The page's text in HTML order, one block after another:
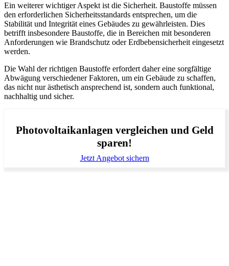
Ein weiterer wichtiger Aspekt ist die Sicherheit. Baustoffe müssen
den erforderlichen Sicherheitsstandards entsprechen, um die
Stabilität und Integrität eines Gebäudes zu gewährleisten. Dies
betrifft insbesondere Baustoffe, die in Bereichen mit besonderen
Anforderungen wie Brandschutz oder Erdbebensicherheit eingesetzt
werden.
Die Wahl der richtigen Baustoffe erfordert daher eine sorgfältige
Abwägung verschiedener Faktoren, um ein Gebäude zu schaffen,
das nicht nur ästhetisch ansprechend ist, sondern auch funktional,
nachhaltig und sicher.
Photovoltaikanlagen vergleichen und Geld
sparen!
Jetzt Angebot sichern